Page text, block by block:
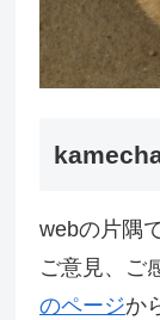
webの片隅
ご意見、ご
のページか